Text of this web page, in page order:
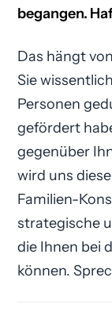
begangen.
Das hängt
Sie
Personen
gefördert
gegenüber
wird uns
Familien-
strategische
die Ihnen bei
können.